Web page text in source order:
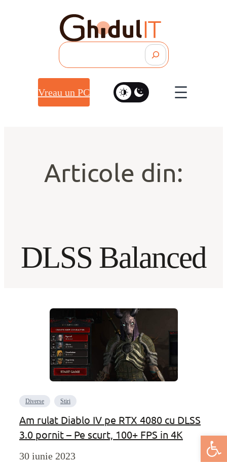
Deschide
Vreau un PC
Articole din:
DLSS Balanced
Diverse Stiri
Am rulat Diablo IV pe RTX 4080 cu DLSS
3.0 pornit – Pe scurt, 100+ FPS in 4K
30 iunie 2023